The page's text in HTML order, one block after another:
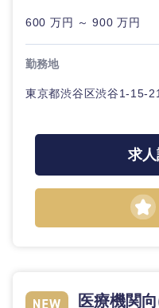
山梨県
600 万円 ～ 900 万円
勤務地
東京都渋谷区渋谷1-15-
求
医療機関